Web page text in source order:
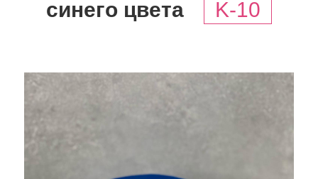
синего цвета
K-10